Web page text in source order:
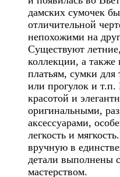
дамских сумочек
отличительной
непохожими на
Существуют
коллекции, а также
платьям, сумки для
или прогулок и т.п.
красотой и
оригинальными,
аксессуарами,
легкость и
вручную в
детали выполнены
мастерством.